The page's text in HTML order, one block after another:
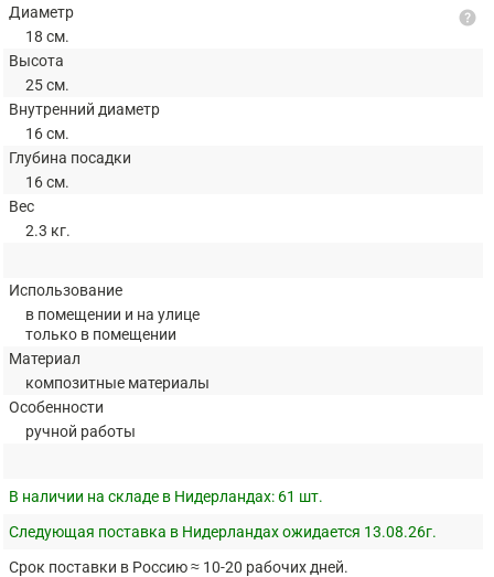
Диаметр
18 см.
Высота
25 см.
Внутренний диаметр
16 см.
Глубина посадки
16 см.
Вес
2.3 кг.
help
Использование
в помещении и на улице
только в помещении
Материал
композитные материалы
Особенности
ручной работы
В наличии на складе в Нидерландах: 61 шт.
Следующая поставка в Нидерландах ожидается 13.08.26г.
Срок поставки в Россию ≈ 10-20 рабочих дней.